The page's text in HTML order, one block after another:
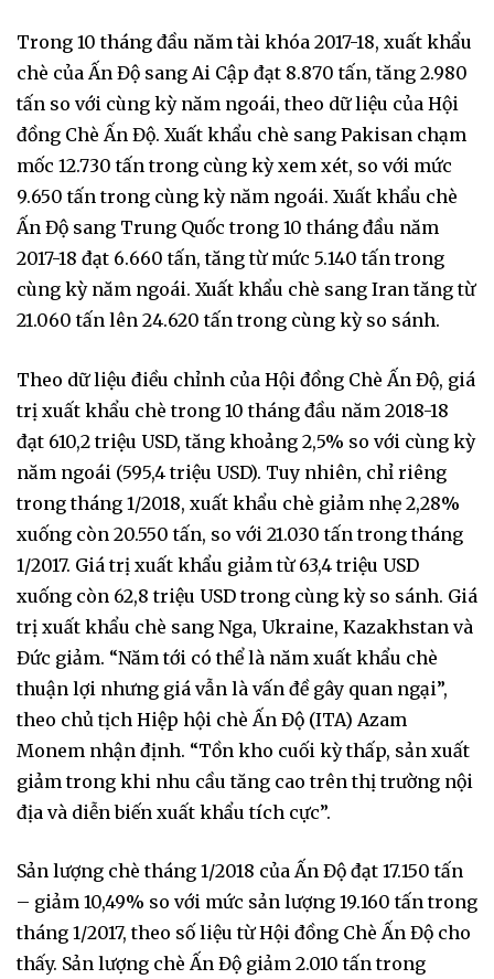
Trong 10 tháng đầu năm tài khóa 2017-18, xuất khẩu
chè của Ấn Độ sang Ai Cập đạt 8.870 tấn, tăng 2.980
tấn so với cùng kỳ năm ngoái, theo dữ liệu của Hội
đồng Chè Ấn Độ. Xuất khẩu chè sang Pakisan chạm
mốc 12.730 tấn trong cùng kỳ xem xét, so với mức
9.650 tấn trong cùng kỳ năm ngoái. Xuất khẩu chè
Ấn Độ sang Trung Quốc trong 10 tháng đầu năm
2017-18 đạt 6.660 tấn, tăng từ mức 5.140 tấn trong
cùng kỳ năm ngoái. Xuất khẩu chè sang Iran tăng từ
21.060 tấn lên 24.620 tấn trong cùng kỳ so sánh.
Theo dữ liệu điều chỉnh của Hội đồng Chè Ấn Độ, giá
trị xuất khẩu chè trong 10 tháng đầu năm 2018-18
đạt 610,2 triệu USD, tăng khoảng 2,5% so với cùng kỳ
năm ngoái (595,4 triệu USD). Tuy nhiên, chỉ riêng
trong tháng 1/2018, xuất khẩu chè giảm nhẹ 2,28%
xuống còn 20.550 tấn, so với 21.030 tấn trong tháng
1/2017. Giá trị xuất khẩu giảm từ 63,4 triệu USD
xuống còn 62,8 triệu USD trong cùng kỳ so sánh. Giá
trị xuất khẩu chè sang Nga, Ukraine, Kazakhstan và
Đức giảm. “Năm tới có thể là năm xuất khẩu chè
thuận lợi nhưng giá vẫn là vấn đề gây quan ngại”,
theo chủ tịch Hiệp hội chè Ấn Độ (ITA) Azam
Monem nhận định. “Tồn kho cuối kỳ thấp, sản xuất
giảm trong khi nhu cầu tăng cao trên thị trường nội
địa và diễn biến xuất khẩu tích cực”.
Sản lượng chè tháng 1/2018 của Ấn Độ đạt 17.150 tấn
– giảm 10,49% so với mức sản lượng 19.160 tấn trong
tháng 1/2017, theo số liệu từ Hội đồng Chè Ấn Độ cho
thấy. Sản lượng chè Ấn Độ giảm 2.010 tấn trong